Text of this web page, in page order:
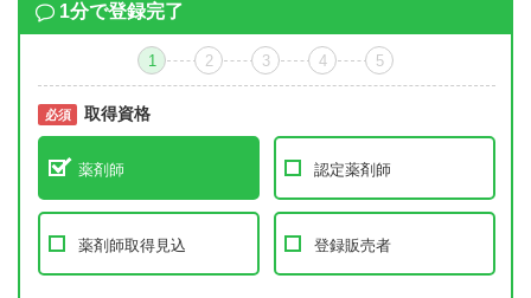
1分で登録完了
1 2 3 4 5
必須 取得資格
薬剤師 認定薬剤師
薬剤師取得見込 登録販売者